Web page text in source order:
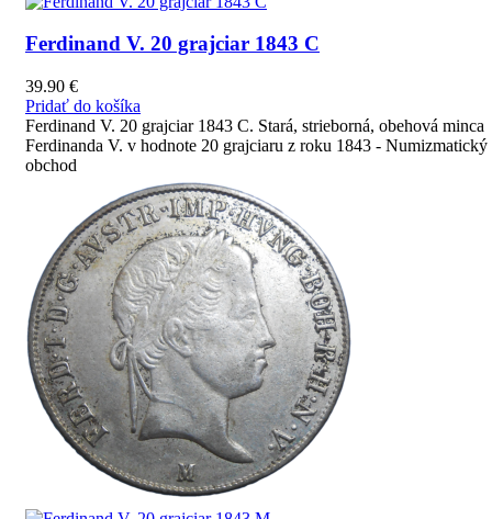
Ferdinand V. 20 grajciar 1843 C
39.90 €
Pridať do košíka
Ferdinand V. 20 grajciar 1843 C. Stará, strieborná, obehová minca
Ferdinanda V. v hodnote 20 grajciaru z roku 1843 - Numizmatický
obchod